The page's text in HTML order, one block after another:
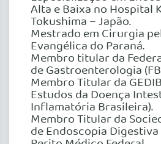
Alta e Baixa no Hospital
Tokushima – Japão.
Mestrado em Cirurgia
Evangélica do Paraná.
Membro titular da
de Gastroenterologia
Membro Titular da
Estudos da Doença
Inflamatória Brasileira).
Membro Titular da
de Endoscopia Digestiva